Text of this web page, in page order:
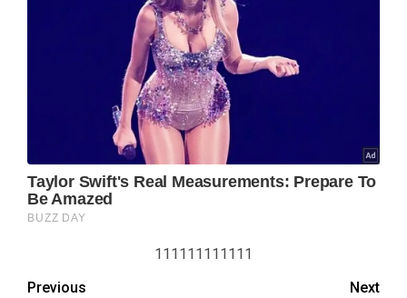
111111111111
Previous
Next